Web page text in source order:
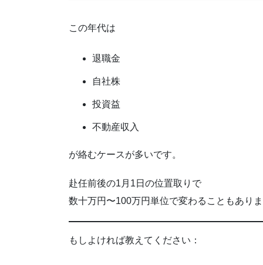
この年代は
退職金
自社株
投資益
不動産収入
が絡むケースが多いです。
赴任前後の1月1日の位置取りで
数十万円〜100万円単位で変わることもあり
もしよければ教えてください：